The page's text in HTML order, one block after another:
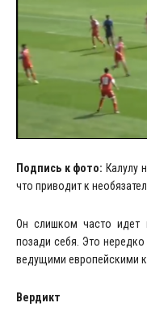
Подпись к фото: Калулу
что приводит к
Он слишком часто идет
позади себя. Это
ведущими европейскими
Вердикт